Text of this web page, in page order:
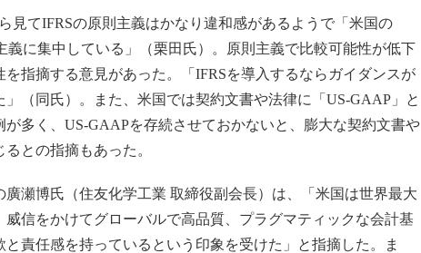
見てIFRSの原則主義はかなり違和感があるようで「米国の
義に集中している」（栗田氏）。原則主義で比較可能性が低下
指摘する意見があった。「IFRSを導入するならガイダンスが
（同氏）。また、米国では契約文書や法律に「US-GAAP」と
が多く、US-GAAPを存続させておかないと、膨大な契約文書や
との指摘もあった。
瀬博氏（住友化学工業 取締役副会長）は、「米国は世界最大
信をかけてグローバルで高品質、プラグマティックな会計基
責任感を持っているという印象を受けた」と指摘した。ま